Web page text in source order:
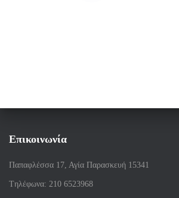
Επικοινωνία
Παπαφλέσσα 17, Αγία Παρασκευή 15341
Tηλέφωνα: 210 6523968